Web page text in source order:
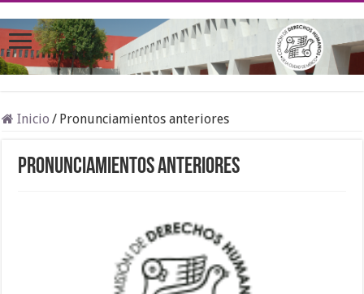
Inicio / Pronunciamientos anteriores
Pronunciamientos anteriores